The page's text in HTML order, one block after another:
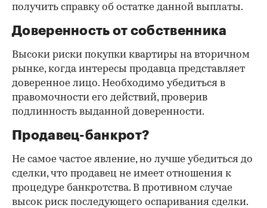
получить справку об остатке данной выплаты.
Доверенность от собственника
Высоки риски покупки квартиры на вторичном
рынке, когда интересы продавца представляет
доверенное лицо. Необходимо убедиться в
правомочности его действий, проверив
подлинность выданной доверенности.
Продавец-банкрот?
Не самое частое явление, но лучше убедиться до
сделки, что продавец не имеет отношения к
процедуре банкротства. В противном случае
высок риск последующего оспаривания сделки.